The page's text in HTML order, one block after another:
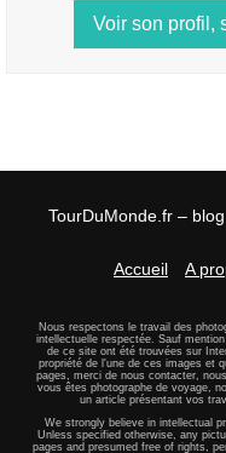
Voir son profil,
TourDuMonde.fr –
Accueil
A
Nous respectons le travail des
intellectuelle respectée. Sauf
de ce site ont été trouvées sur
propriété de l'une de ces images et
pages, merci de nous contacter,
vous êtes photographe de voyage,
un article présentant vos
We strongly believe in intellectual
Unless specified otherwise, any
pages and presumed free of rights,